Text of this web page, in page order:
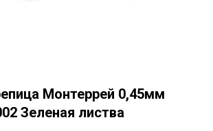
Монтеррей 0,45мм
Зеленая листва